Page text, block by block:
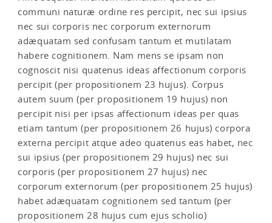
communi naturæ ordine res percipit, nec sui ipsius
nec sui corporis nec corporum externorum
adæquatam sed confusam tantum et mutilatam
habere cognitionem. Nam mens se ipsam non
cognoscit nisi quatenus ideas affectionum corporis
percipit (per propositionem 23 hujus). Corpus
autem suum (per propositionem 19 hujus) non
percipit nisi per ipsas affectionum ideas per quas
etiam tantum (per propositionem 26 hujus) corpora
externa percipit atque adeo quatenus eas habet, nec
sui ipsius (per propositionem 29 hujus) nec sui
corporis (per propositionem 27 hujus) nec
corporum externorum (per propositionem 25 hujus)
habet adæquatam cognitionem sed tantum (per
propositionem 28 hujus cum ejus scholio)